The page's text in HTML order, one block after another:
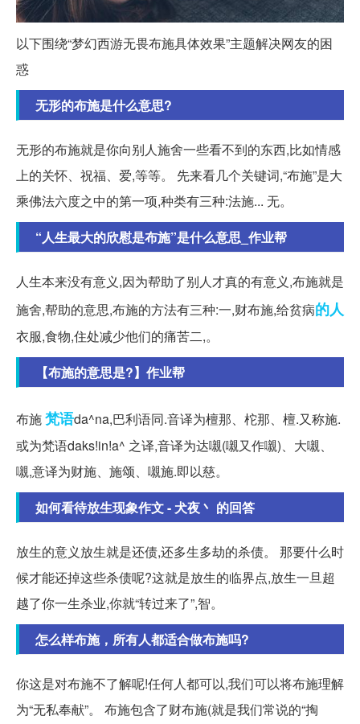
以下围绕“梦幻西游无畏布施具体效果”主题解决网友的困
惑
无形的布施是什么意思?
无形的布施就是你向别人施舍一些看不到的东西,比如情感
上的关怀、祝福、爱,等等。 先来看几个关键词,“布施”是大
乘佛法六度之中的第一项,种类有三种:法施... 无。
“人生最大的欣慰是布施”是什么意思_作业帮
人生本来没有意义,因为帮助了别人才真的有意义,布施就是
施舍,帮助的意思,布施的方法有三种:一,财布施,给贫病的人
衣服,食物,住处减少他们的痛苦二,。
【布施的意思是?】作业帮
布施梵语da^na,巴利语同.音译为檀那、柁那、檀.又称施.
或为梵语daks!in!a^ 之译,音译为达嚫(嚫又作嚫)、大嚫、
嚫,意译为财施、施颂、嚫施.即以慈。
如何看待放生现象作文 - 犬夜丶 的回答
放生的意义放生就是还债,还多生多劫的杀债。 那要什么时
候才能还掉这些杀债呢?这就是放生的临界点,放生一旦超
越了你一生杀业,你就“转过来了”,智。
怎么样布施，所有人都适合做布施吗?
你这是对布施不了解呢!任何人都可以,我们可以将布施理解
为“无私奉献”。 布施包含了财布施(就是我们常说的“掏